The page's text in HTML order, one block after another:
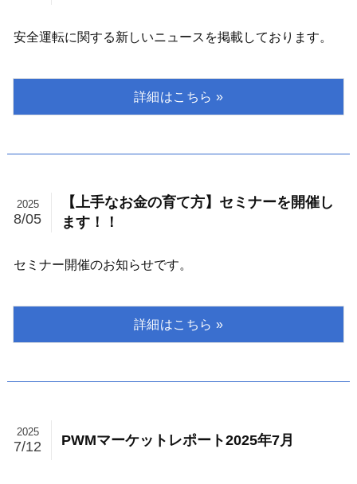
安全運転に関する新しいニュースを掲載しております。
【上手なお金の育て方】セミナーを開催し
ます！！
2025
8/05
セミナー開催のお知らせです。
PWMマーケットレポート2025年7月
2025
7/12